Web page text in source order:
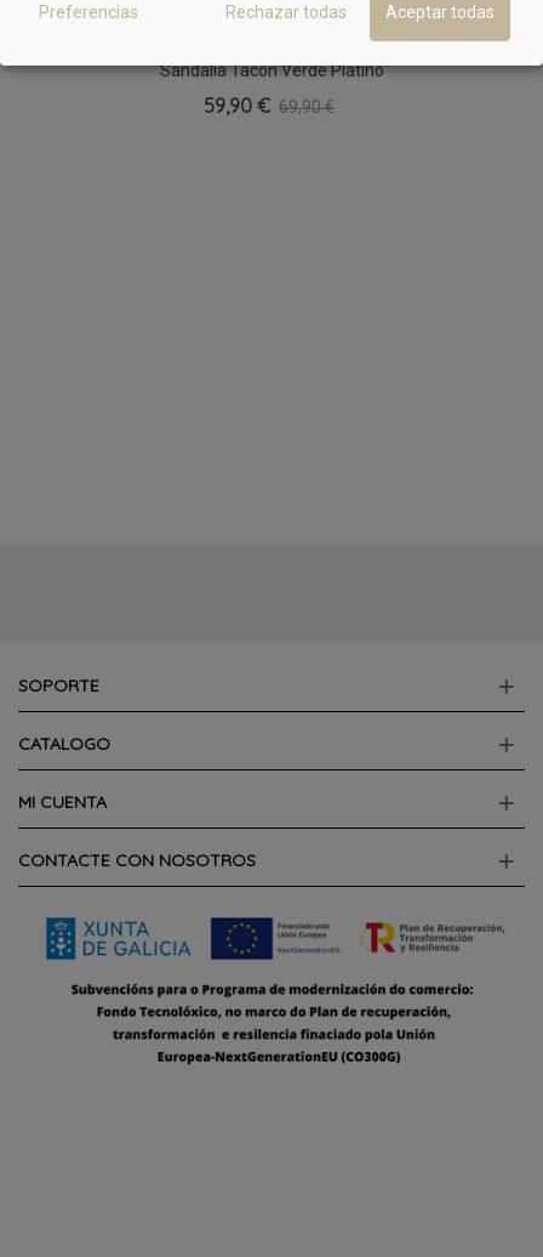
Sandalia Tacón Verde Platino
59,90 € 69,90 €
SOPORTE
CATALOGO
MI CUENTA
CONTACTE CON NOSOTROS
Preferencias Rechazar todas Aceptar todas